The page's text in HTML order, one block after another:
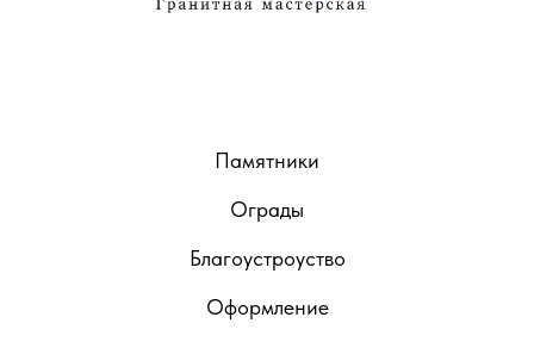
Памятники
Ограды
Благоустроуство
Оформление